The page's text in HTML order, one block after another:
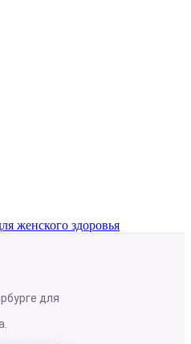
женского здоровья
для